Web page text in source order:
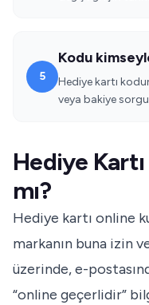
5
Kodu
Hediye kartı
veya bakiye
Hediye
mı?
Hediye kartı online
markanın buna izin
üzerinde, e-
“online geçerlidir”